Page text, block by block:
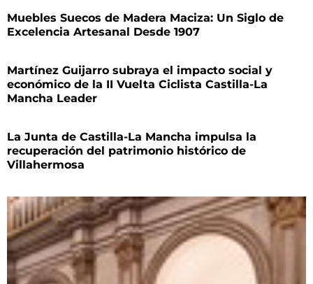
Muebles Suecos de Madera Maciza: Un Siglo de
Excelencia Artesanal Desde 1907
Martínez Guijarro subraya el impacto social y
económico de la II Vuelta Ciclista Castilla-La
Mancha Leader
La Junta de Castilla-La Mancha impulsa la
recuperación del patrimonio histórico de
Villahermosa